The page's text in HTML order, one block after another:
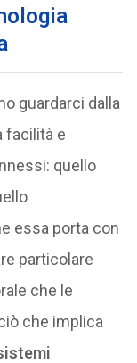
guardarci dalla
facilità e
quello
essa porta con
particolare
che le
che implica